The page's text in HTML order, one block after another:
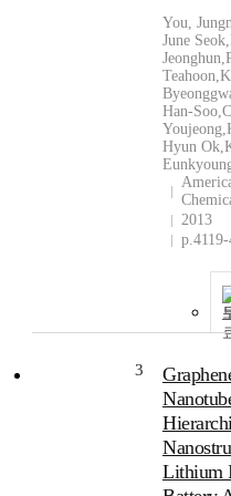
You,
June
Han-
Hyun
2013
3
Lithium